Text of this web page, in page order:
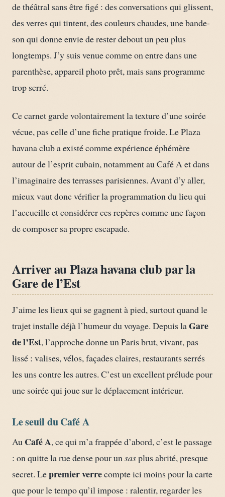
de théâtral sans être figé : des conversations qui glissent,
des verres qui tintent, des couleurs chaudes, une bande-
son qui donne envie de rester debout un peu plus
longtemps. J’y suis venue comme on entre dans une
parenthèse, appareil photo prêt, mais sans programme
trop serré.
Ce carnet garde volontairement la texture d’une soirée
vécue, pas celle d’une fiche pratique froide. Le Plaza
havana club a existé comme expérience éphémère
autour de l’esprit cubain, notamment au Café A et dans
l’imaginaire des terrasses parisiennes. Avant d’y aller,
mieux vaut donc vérifier la programmation du lieu qui
l’accueille et considérer ces repères comme une façon
de composer sa propre escapade.
Arriver au Plaza havana club par la
Gare de l’Est
J’aime les lieux qui se gagnent à pied, surtout quand le
trajet installe déjà l’humeur du voyage. Depuis laGare
de l’Est, l’approche donne un Paris brut, vivant, pas
lissé : valises, vélos, façades claires, restaurants serrés
les uns contre les autres. C’est un excellent prélude pour
une soirée qui joue sur le déplacement intérieur.
Le seuil du Café A
Au Café A, ce qui m’a frappée d’abord, c’est le passage
: on quitte la rue dense pour unsasplus abrité, presque
secret. Lepremier verrecompte ici moins pour la carte
que pour le tempo qu’il impose : ralentir, regarder les